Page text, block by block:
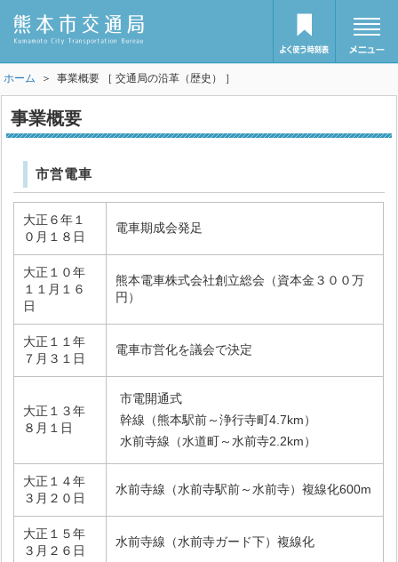
ホーム ＞ 事業概要 ［ 交通局の沿革（歴史） ］
事業概要
市営電車
大正６年１
０月１８日
電車期成会発足
大正１０年
１１月１６
日
熊本電車株式会社創立総会（資本金３００万
円）
大正１１年
７月３１日
電車市営化を議会で決定
大正１３年
８月１日
市電開通式
幹線（熊本駅前～浄行寺町4.7km）
水前寺線（水道町～水前寺2.2km）
大正１４年
３月２０日
水前寺線（水前寺駅前～水前寺）複線化600m
大正１５年
３月２６日
水前寺線（水前寺ガード下）複線化